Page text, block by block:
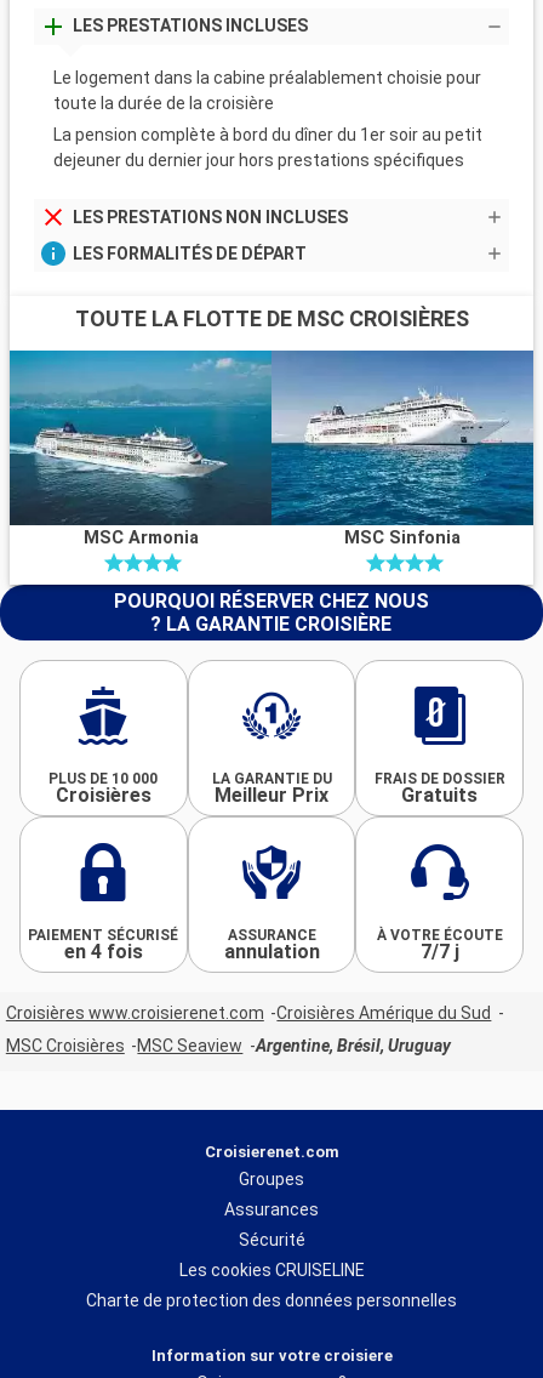
LES PRESTATIONS INCLUSES
Le logement dans la cabine préalablement choisie pour
toute la durée de la croisière
La pension complète à bord du dîner du 1er soir au petit
dejeuner du dernier jour hors prestations spécifiques
LES PRESTATIONS NON INCLUSES
LES FORMALITÉS DE DÉPART
TOUTE LA FLOTTE DE MSC CROISIÈRES
MSC Armonia MSC Sinfonia
POURQUOI RÉSERVER CHEZ NOUS
? LA GARANTIE CROISIÈRE
PLUS DE 10 000
Croisières
LA GARANTIE DU
Meilleur Prix
FRAIS DE DOSSIER
Gratuits
PAIEMENT SÉCURISÉ
en 4 fois
ASSURANCE
annulation
À VOTRE ÉCOUTE
7/7 j
Croisières www.croisierenet.com
Croisières Amérique du Sud
MSC Croisières
MSC Seaview Argentine, Brésil, Uruguay
Croisierenet.com
Groupes
Assurances
Sécurité
Les cookies CRUISELINE
Charte de protection des données personnelles
Information sur votre croisiere